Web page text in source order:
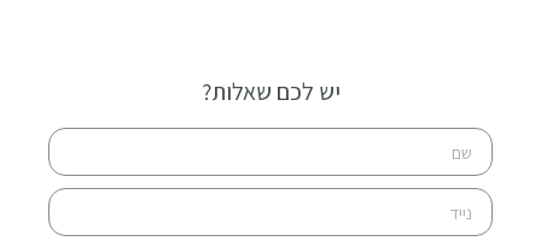
יש לכם שאלות?